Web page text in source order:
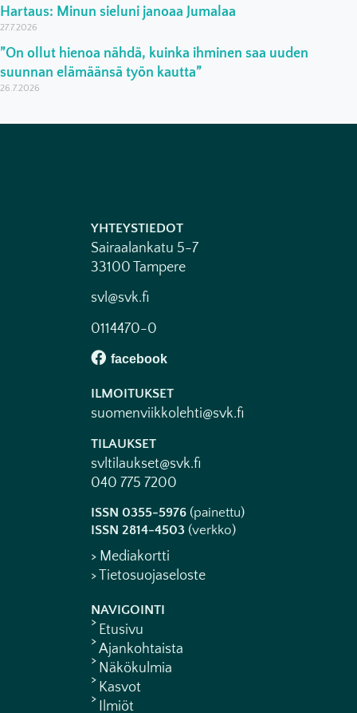
Hartaus: Minun sieluni janoaa Jumalaa
27.7.2026
”On ollut hienoa nähdä, kuinka ihminen saa uuden
suunnan elämäänsä työn kautta”
26.7.2026
YHTEYSTIEDOT
Sairaalankatu 5-7
33100 Tampere
svl@svk.fi
0114470-0
ILMOITUKSET
suomenviikkolehti@svk.fi
TILAUKSET
svltilaukset@svk.fi
040 775 7200
ISSN 0355-5976 (painettu)
ISSN 2814-4503 (verkko)
> Mediakortti
> Tietosuojaseloste
NAVIGOINTI
Etusivu
Ajankohtaista
Näkökulmia
Kasvot
Ilmiöt